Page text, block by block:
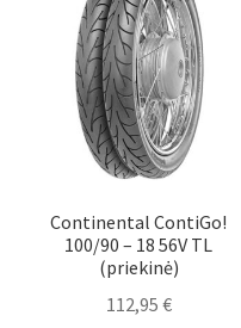
Continental ContiGo!
100/90 – 18 56V TL
(priekinė)
112,95 €